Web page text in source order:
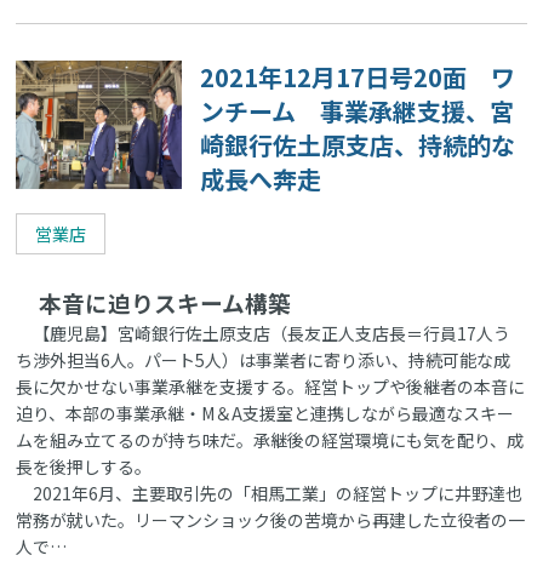
2021年12月17日号20面 ワ
ンチーム 事業承継支援、宮
崎銀行佐土原支店、持続的な
成長へ奔走
営業店
本音に迫りスキーム構築
【鹿児島】宮崎銀行佐土原支店（長友正人支店長＝行員17人う
ち渉外担当6人。パート5人）は事業者に寄り添い、持続可能な成
長に欠かせない事業承継を支援する。経営トップや後継者の本音に
迫り、本部の事業承継・M＆A支援室と連携しながら最適なスキー
ムを組み立てるのが持ち味だ。承継後の経営環境にも気を配り、成
長を後押しする。
2021年6月、主要取引先の「相馬工業」の経営トップに井野達也
常務が就いた。リーマンショック後の苦境から再建した立役者の一
人で…